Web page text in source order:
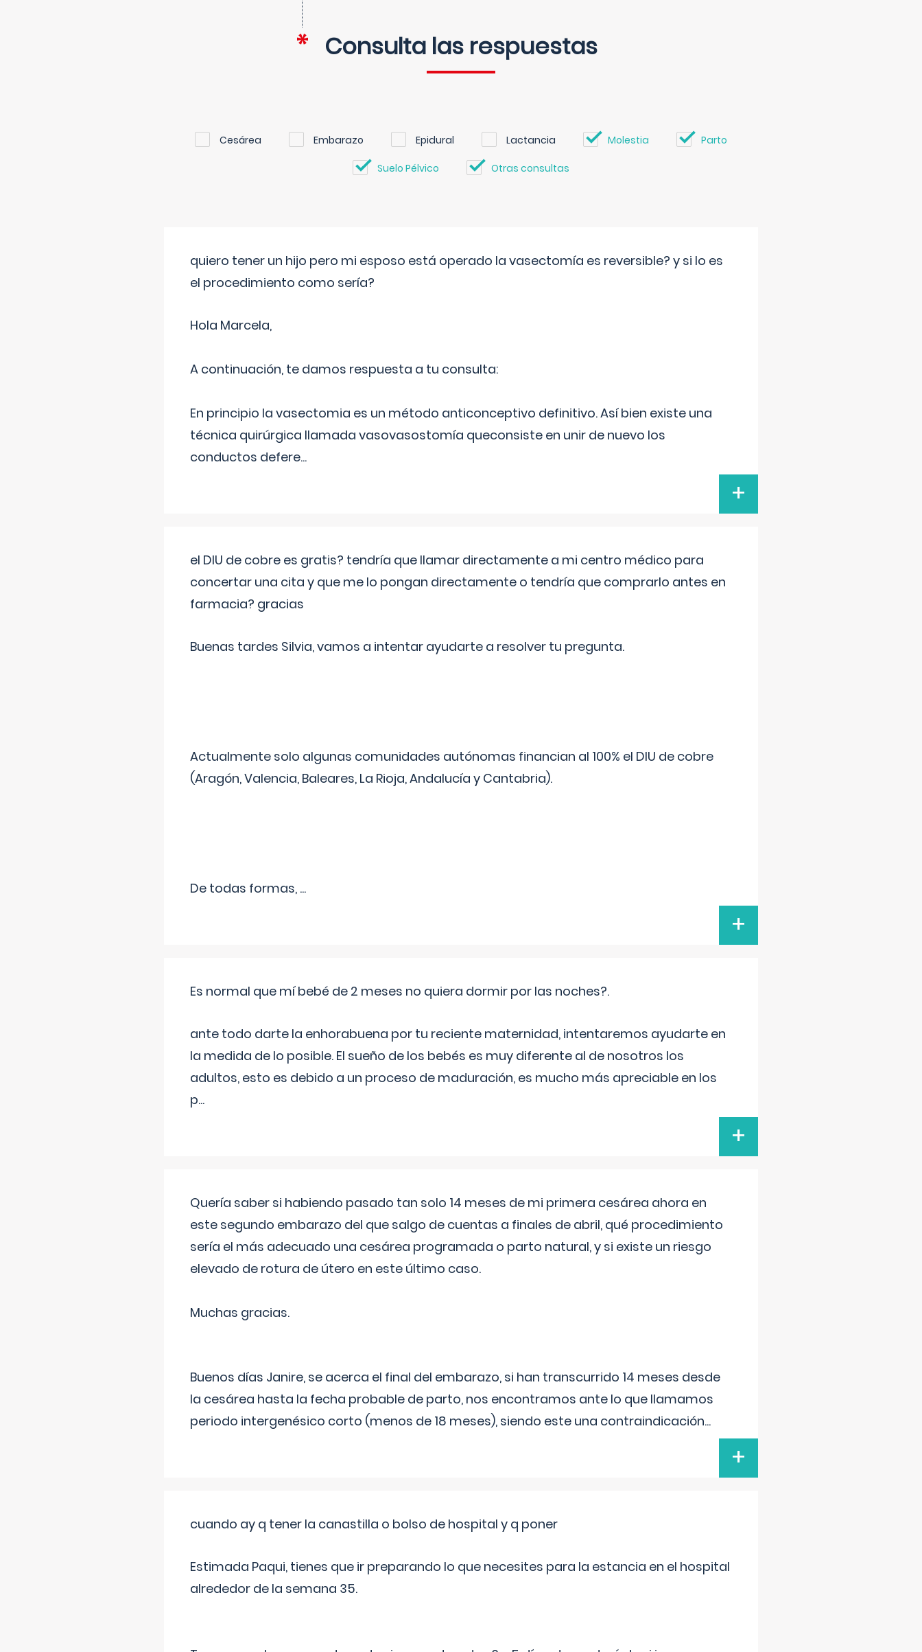
Consulta las respuestas
Cesárea Embarazo Epidural Lactancia Molestia Parto
Suelo Pélvico Otras consultas
quiero tener un hijo pero mi esposo está operado la vasectomía es reversible? y si lo es
el procedimiento como sería?
Hola Marcela,
A continuación, te damos respuesta a tu consulta:
En principio la vasectomia es un método anticonceptivo definitivo. Así bien existe una
técnica quirúrgica llamada vasovasostomía queconsiste en unir de nuevo los
conductos defere...
+
el DIU de cobre es gratis? tendría que llamar directamente a mi centro médico para
concertar una cita y que me lo pongan directamente o tendría que comprarlo antes en
farmacia? gracias
Buenas tardes Silvia, vamos a intentar ayudarte a resolver tu pregunta.
Actualmente solo algunas comunidades autónomas financian al 100% el DIU de cobre
(Aragón, Valencia, Baleares, La Rioja, Andalucía y Cantabria).
De todas formas, ...
+
Es normal que mí bebé de 2 meses no quiera dormir por las noches?.
ante todo darte la enhorabuena por tu reciente maternidad, intentaremos ayudarte en
la medida de lo posible. El sueño de los bebés es muy diferente al de nosotros los
adultos, esto es debido a un proceso de maduración, es mucho más apreciable en los
p...
+
Quería saber si habiendo pasado tan solo 14 meses de mi primera cesárea ahora en
este segundo embarazo del que salgo de cuentas a finales de abril, qué procedimiento
sería el más adecuado una cesárea programada o parto natural, y si existe un riesgo
elevado de rotura de útero en este último caso.
Muchas gracias.
Buenos días Janire, se acerca el final del embarazo, si han transcurrido 14 meses desde
la cesárea hasta la fecha probable de parto, nos encontramos ante lo que llamamos
periodo intergenésico corto (menos de 18 meses), siendo este una contraindicación...
+
cuando ay q tener la canastilla o bolso de hospital y q poner
Estimada Paqui, tienes que ir preparando lo que necesites para la estancia en el hospital
alrededor de la semana 35.